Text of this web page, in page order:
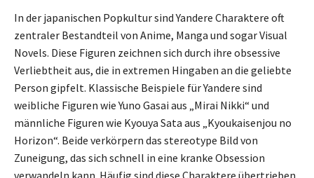
In der japanischen Popkultur sind Yandere Charaktere oft
zentraler Bestandteil von Anime, Manga und sogar Visual
Novels. Diese Figuren zeichnen sich durch ihre obsessive
Verliebtheit aus, die in extremen Hingaben an die geliebte
Person gipfelt. Klassische Beispiele für Yandere sind
weibliche Figuren wie Yuno Gasai aus „Mirai Nikki“ und
männliche Figuren wie Kyouya Sata aus „Kyoukaisenjou no
Horizon“. Beide verkörpern das stereotype Bild von
Zuneigung, das sich schnell in eine kranke Obsession
verwandeln kann. Häufig sind diese Charaktere übertrieben